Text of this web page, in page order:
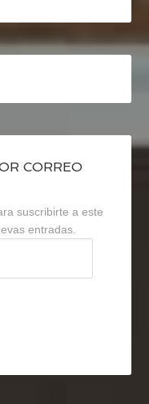
CORREO
suscribirte a este
entradas.